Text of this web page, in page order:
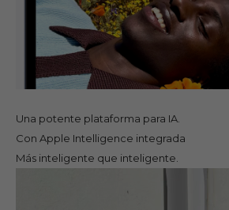
Una potente plataforma para IA.
Con Apple Intelligence integrada
Más inteligente que inteligente.